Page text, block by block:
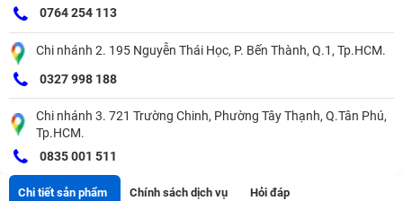
0764 254 113
Chi nhánh 2. 195 Nguyễn Thái Học, P. Bến Thành, Q.1, Tp.HCM.
0327 998 188
Chi nhánh 3. 721 Trường Chinh, Phường Tây Thạnh, Q.Tân Phú,
Tp.HCM.
0835 001 511
Chi tiết sản phẩm Chính sách dịch vụ Hỏi đáp